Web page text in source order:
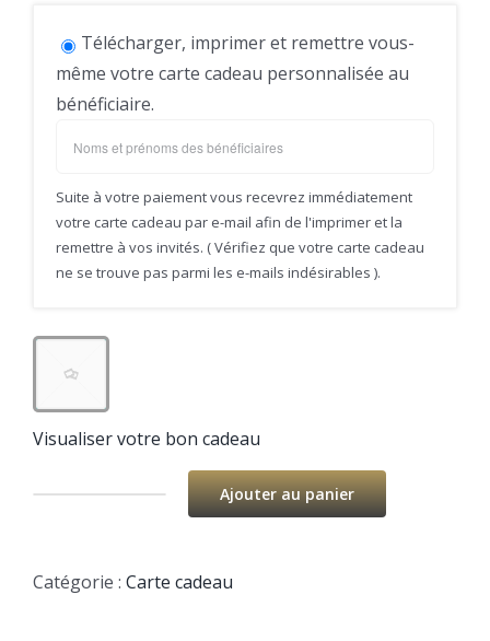
Télécharger, imprimer et remettre vous-
même votre carte cadeau personnalisée au
bénéficiaire.
Suite à votre paiement vous recevrez immédiatement
votre carte cadeau par e-mail afin de l'imprimer et la
remettre à vos invités. ( Vérifiez que votre carte cadeau
ne se trouve pas parmi les e-mails indésirables ).
Visualiser votre bon cadeau
POUR
Ajouter au panier
Catégorie : Carte cadeau